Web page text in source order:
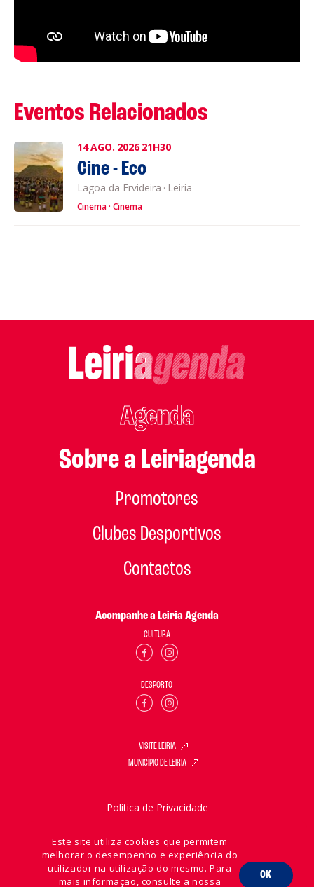
Eventos Relacionados
14AGO. 2026 21H30
Cine - Eco
Lagoa da Ervideira · Leiria
Cinema Cinema
Agenda
Sobre a Leiriagenda
Promotores
Clubes Desportivos
Contactos
Acompanhe a Leiria Agenda
CULTURA
DESPORTO
VISITE LEIRIA
MUNICÍPIO DE LEIRIA
Política de Privacidade
2026 © Leiria Agenda
Este site utiliza cookies que permitem
melhorar o desempenho e experiência do
utilizador na utilização do mesmo. Para
mais informação, consulte a nossa
OK